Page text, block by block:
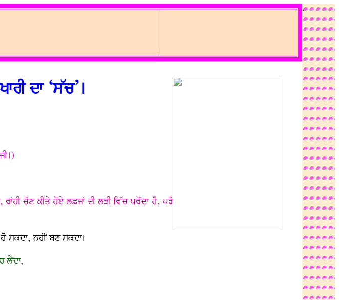
ਦਾ ‘ਸੱਚ’।
ਚੋਣ ਕੀਤੇ ਹੋਏ ਲਫ਼ਜਾਂ ਦੀ ਲੜੀ ਵਿੱਚ ਪਰੋਂਦਾ ਹੈ, ਪਰੋ
ਸਕਦਾ, ਨਹੀਂ ਬਣ ਸਕਦਾ।
ਲੈਂਦਾ,
.